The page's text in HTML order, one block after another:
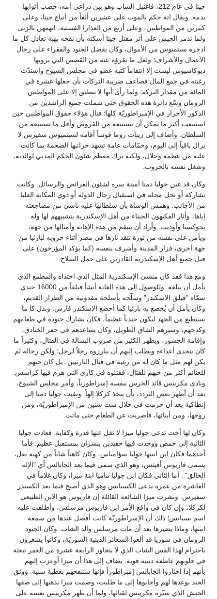
جيتا في عام 212، فاغتيل الشاب وهو بين ذراعي أمه، خضب أثوابها
بدمه. ويقال انه حكم بالموت على عشرين ألفاً من أتباع جيتا، وعلى
كثيرين من المواطنين، وعلى أربع من العذارا الفستية، اتهمهن بالزنى.
ولما تذمر الجيش على أثر مقتل جيتا أسكته بأن نفحه بهبة تعادل كل ما
ادخره سبتميوس من الأموال، وكان يفضل الجنود والفقراء على رجال
الأعمال والأشراف؛ ولعل ما نقرؤه عنه من القصص التي يرويها
ديوكاسيوس ليست إلا انتقاماً كتبه عضو في مجلس الشيوخ واشتدّت
رغبته في جمع المال فضاعف ضريبة التركات بأن جعلها عشرة في
المائة من مقدار التركة؛ ولما رأى أنها لا تنطبق إلا على المواطنين
الرومان وسّع دائرة هذه الحقوق حتى شملت جميع الراشدين من
الذكور الأحرار في الإمبراطوريّة كلها؛ فنال هؤلاء حقوق المواطنين حين
استتبعت أكثر ما يمكن أن تستتبعه من القروض وأقل ما تستتبعه من
السلطان. وأضاف إلى زينات روما قوساً أقامه لسبتميوس سفيرس لا
يزال باقياً إلى اليوم، وحمّامات عامة تشهد خرائبها الضخمة بما كانت
عليه من عظمة وجلال، ولكنه ترك معظم شئون الحكم المدني لوالدته،
وشغل نفسه بالحروب.
وكان قد عين جوليا دمنا أمينة سره لشئون العرائض والرسائل. وكانت
تشاركه أو تحل محله في استقبال رجال الدولة أو ذوي المكانة العليا
من الأجانب. وهمس الوشاة بأن سلطانها عليه ناشئ من مضاجعته
إياها، وأثار الفكيهون الجبناء من أهل الإسكندرية بتشبيههم لها وله
بجوكستا وأوديب. وأراد أن ينتقم من هذه الإهانة وأمثالها من جهة،
ويأمن على نفسه من ثورة تتقد نارها في مصر أثناء حروبه لبارثيا من
جهة أخرى، فزار المدينة وأشرف بنفسه (كما يؤكد المؤرخون) على
قتل جميع أهل الإسكندرية القادرين على حمل السلاح.
ومع هذا فقد كان منشئ الإسكندرية المثل الذي احتذاه والمطمع الذي
يأمل أن يبلغه. وللوصول إلى هذه الغاية أنشأ فيلقاً من 16000 جندي
سمّاه "فيلق الاسكندر" وسلّحه بأسلحة مقدونية من الطراز القديم،
وكان يأمل أن يُخضع به بارثيا كما أخضع الاسكندر فارس. وبذل كا ما
يستطيع من الجهد ليكون جندياً عظيماً، فكان يشارك جنوده في طعامهم
وكدحهم، وسيرهم الشاق الطويل، وكان يساعدهم في حفر الخنادق،
وإقامة الجسور، ويظهر الكثير من ضروب البسالة في القتال، وكثيراً ما
كان يتحدى أعداءه ويطلب إليهم أن يبارزوه رجلاً لرجل؛ ولكن رجاله لم
يكن لهم مثل ما كان له من رغبة في قتال البارثيين، بل كان حبهم
للغنائم أكثر من حبهم للقتال، فقتلوه في كارى التي هزم فيها كراسس.
ونادى مكرينس قائد الحرس بنفسه إمبراطورياً، وأمر مجلس الشيوخ،
بعد أن أظهر بعض التردد، بأن يتخذ كركلا إلهاً. ونفيت جوليا دمنا إلى
إنطاكية بعد أن حرمت في خلال ست سنين من الإمبراطوريّة، ومن
زوجها، ومن أبنائها، فأضربت عن الطعام حتى ماتت.
وكان لها أخت تدعى جوليا ميزا لا تقل عنها قدرة وكفاية. فعادت جوليا
الثانية إلى حمص ووجدت فيها حفيدين يبشران بمستقبل عظيم. فأما
أحدهما فكان ابن ابنتها جوليا سؤامياس، وكان كاهناً شاباً من كهنة بعل،
يسمى فاريوس أفيتس، وهو الذي سمي فيما بعد الجابالس أي "الإله
الخالق" . أما الثاني فكان ابن جوليا ماميا ابنة ميزا، وكان غلاماً في
العاشرة من عمره يدعى الكسيانس وهو الذي أصبح فيما بعد الكسندر
سفيرس. ونشرت ميزا الشائعة القائلة إن فاريوس هو الابن الطبيعي
لكركلا، وإن كان في واقع الأمر ابن فاريوس مرسلس، وأطلقت عليه
اسم بسيانس؛ ذلك أن الإمبراطوريّة كانت أفضل عندها من سمعة
ابنتها، وماذا يضيرها بعد أن مات مرسلس والد الشاب. وكان الجنود
الرومان في سوريا قد ألغوا الشعائر الدينية السوريّة، وكانوا يشعرون
باحترام لهذا القس الشاب الذي لا يتجاوز الرابعة عشرة من العمر تبعثه
في قلوبهم عاطفة دينية قوية. يضاف إلى هذا أن ميزا أوعزت إليهم
بأنهم إذا اختاروا الجابالس إمبراطوراً فإنها ستنفحهم بعطية سنية. ووثق
الجند بوعدها لهم وأجابوها إلى ما طلبت، وضمت ميزا بذهبها إلى صفها
الجيش الذي سيّره مكرينس لقتالها، ولما أن ظهر مكرينس نفسه على